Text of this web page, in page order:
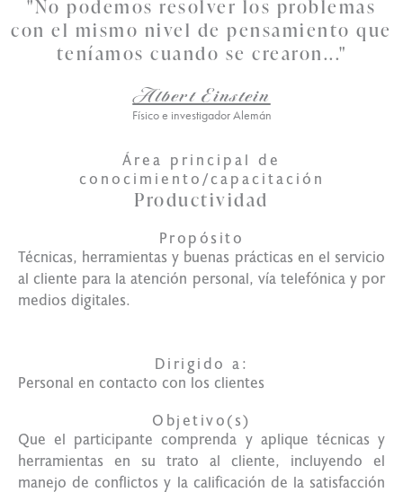
"No podemos resolver los problemas
con el mismo nivel de pensamiento que
teníamos cuando se crearon..."
Albert Einstein
Físico e investigador Alemán
Área principal de
conocimiento/capacitación
Productividad
Propósito
Técnicas, herramientas y buenas prácticas en el servicio
al cliente para la atención personal, vía telefónica y por
medios digitales.
Dirigido a:
Personal en contacto con los clientes
Objetivo(s)
Que el participante comprenda y aplique técnicas y
herramientas en su trato al cliente, incluyendo el
manejo de conflictos y la calificación de la satisfacción